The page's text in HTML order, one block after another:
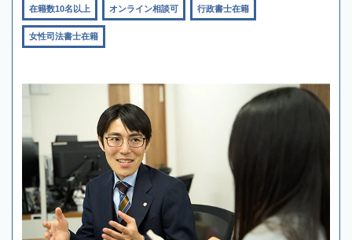
在籍数10名以上 オンライン相談可 行政書士在籍
女性司法書士在籍